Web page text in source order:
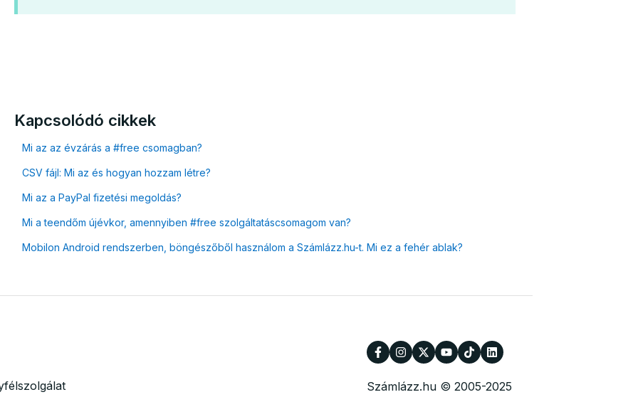
Kapcsolódó cikkek
Mi az az évzárás a #free csomagban?
CSV fájl: Mi az és hogyan hozzam létre?
Mi az a PayPal fizetési megoldás?
Mi a teendőm újévkor, amennyiben #free szolgáltatáscsomagom van?
Mobilon Android rendszerben, böngészőből használom a Számlázz.hu-t. Mi ez a fehér ablak?
Számlázz.hu © 2005-2025